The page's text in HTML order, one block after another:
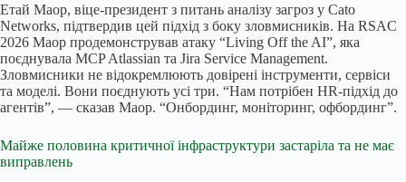
Етай Маор, віце-президент з питань аналізу загроз у Cato
Networks, підтвердив цей підхід з боку зловмисників. На RSAC
2026 Маор продемонстрував атаку “Living Off the AI”, яка
поєднувала MCP Atlassian та Jira Service Management.
Зловмисники не відокремлюють довірені інструменти, сервіси
та моделі. Вони поєднують усі три. “Нам потрібен HR-підхід до
агентів”, — сказав Маор. “Онбординг, моніторинг, офбординг”.
Майже половина критичної інфраструктури застаріла та не має
виправлень